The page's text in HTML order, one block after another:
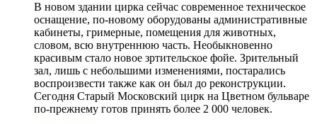
В новом здании цирка сейчас современное техническое
оснащение, по-новому оборудованы административные
кабинеты, гримерные, помещения для животных,
словом, всю внутреннюю часть. Необыкновенно
красивым стало новое зртительское фойе. Зрительный
зал, лишь с небольшими изменениями, постарались
воспроизвести также как он был до реконструкции.
Сегодня Старый Московский цирк на Цветном бульваре
по-прежнему готов принять более 2 000 человек.